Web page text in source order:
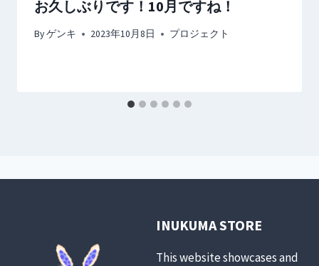
お久しぶりです！10月ですね！
Byゲンキ 2023年10月8日 プロジェクト
INUKUMA STORE
This website showcases and